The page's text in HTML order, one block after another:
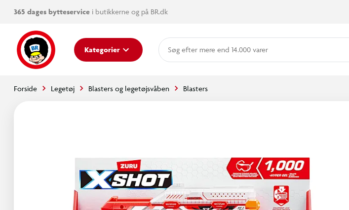
365 dages bytteservice i butikkerne og på BR.dk
Kategorier
mere end 14.000 varer
Forside Legetøj Blasters og legetøjsvåben Blasters